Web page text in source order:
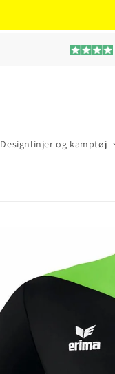
Designlinjer og kamptøj